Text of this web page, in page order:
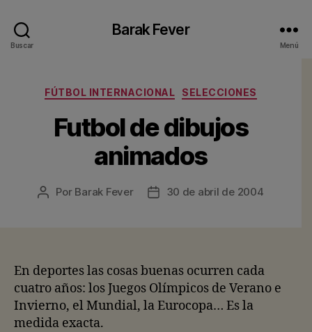
Buscar
Barak Fever
Menú
Categorías
FÚTBOL INTERNACIONAL SELECCIONES
Futbol de dibujos
animados
Autor
Por Barak Fever
Fecha30 de abril de 2004
En deportes las cosas buenas ocurren cada
cuatro años: los Juegos Olímpicos de Verano e
Invierno, el Mundial, la Eurocopa… Es la
medida exacta.